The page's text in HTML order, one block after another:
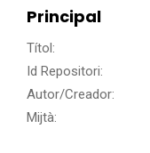
Principal
Títol:
Id Repositori:
Autor/Creador:
Mijtà: